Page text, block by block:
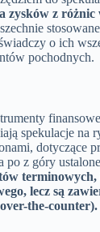
zysków z
o ich
pochodnych.
spekulacje na
dotyczące
po z góry
terminowych,
lecz są
the-counter).